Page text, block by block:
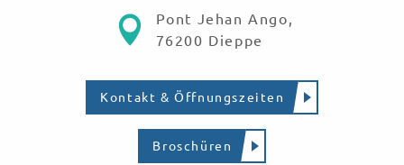
Pont Jehan Ango,
76200 Dieppe
Kontakt & Öffnungszeiten
Broschüren